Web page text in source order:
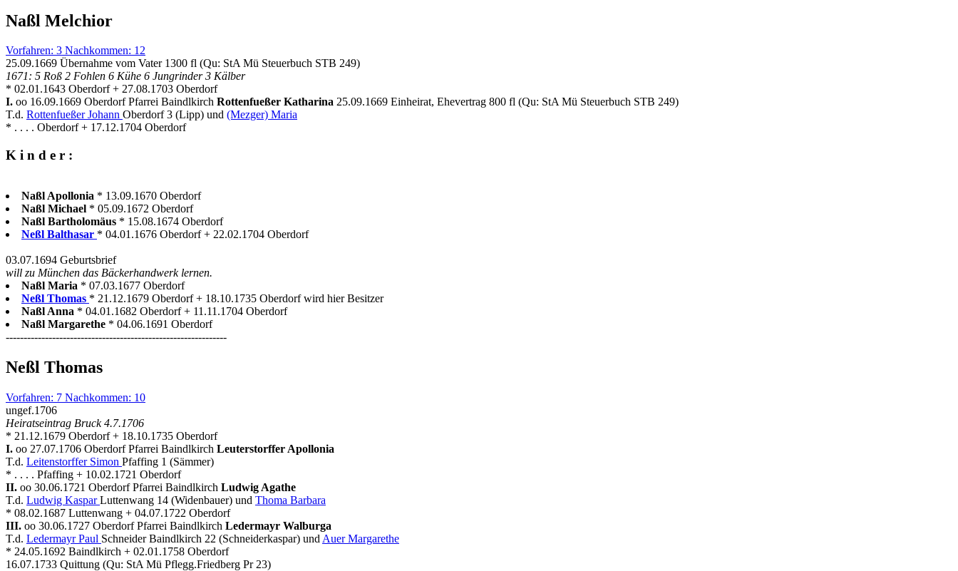
Naßl Melchior
Vorfahren: 3 Nachkommen: 12
25.09.1669 Übernahme vom Vater 1300 fl (Qu: StA Mü Steuerbuch STB 249)
1671: 5 Roß 2 Fohlen 6 Kühe 6 Jungrinder 3 Kälber
* 02.01.1643 Oberdorf + 27.08.1703 Oberdorf
I. oo 16.09.1669 Oberdorf Pfarrei Baindlkirch Rottenfueßer Katharina 25.09.1669 Einheirat, Ehevertrag 800 fl (Qu: StA Mü Steuerbuch STB 249)
T.d. Rottenfueßer Johann Oberdorf 3 (Lipp) und (Mezger) Maria
* . . . . Oberdorf + 17.12.1704 Oberdorf
K i n d e r :
Naßl Apollonia * 13.09.1670 Oberdorf
Naßl Michael * 05.09.1672 Oberdorf
Naßl Bartholomäus * 15.08.1674 Oberdorf
Neßl Balthasar * 04.01.1676 Oberdorf + 22.02.1704 Oberdorf
03.07.1694 Geburtsbrief
will zu München das Bäckerhandwerk lernen.
Naßl Maria * 07.03.1677 Oberdorf
Neßl Thomas * 21.12.1679 Oberdorf + 18.10.1735 Oberdorf wird hier Besitzer
Naßl Anna * 04.01.1682 Oberdorf + 11.11.1704 Oberdorf
Naßl Margarethe * 04.06.1691 Oberdorf
--------------------------------------------------------------
Neßl Thomas
Vorfahren: 7 Nachkommen: 10
ungef.1706
Heiratseintrag Bruck 4.7.1706
* 21.12.1679 Oberdorf + 18.10.1735 Oberdorf
I. oo 27.07.1706 Oberdorf Pfarrei Baindlkirch Leuterstorffer Apollonia
T.d. Leitenstorffer Simon Pfaffing 1 (Sämmer)
* . . . . Pfaffing + 10.02.1721 Oberdorf
II. oo 30.06.1721 Oberdorf Pfarrei Baindlkirch Ludwig Agathe
T.d. Ludwig KasparLuttenwang 14 (Widenbauer) und Thoma Barbara
* 08.02.1687 Luttenwang + 04.07.1722 Oberdorf
III. oo 30.06.1727 Oberdorf Pfarrei Baindlkirch Ledermayr Walburga
T.d. Ledermayr Paul Schneider Baindlkirch 22 (Schneiderkaspar) und Auer Margarethe
* 24.05.1692 Baindlkirch + 02.01.1758 Oberdorf
16.07.1733 Quittung (Qu: StA Mü Pflegg.Friedberg Pr 23)